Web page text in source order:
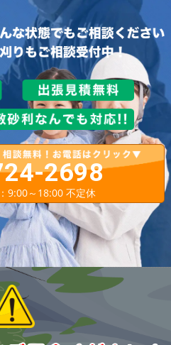
2698
9:00～18:00 不定休